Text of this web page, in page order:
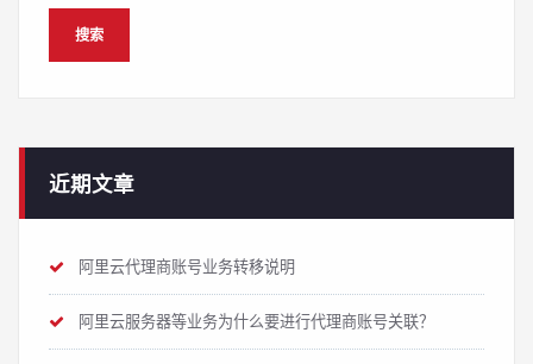
近期文章
阿里云代理商账号业务转移说明
阿里云服务器等业务为什么要进行代理商账号关联？